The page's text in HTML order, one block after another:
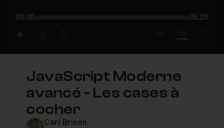
00:00 05:20
PlayForwardForward mute video
Subtitles
JavaScript Moderne
avancé - Les cases à
cocher
Carl Brison